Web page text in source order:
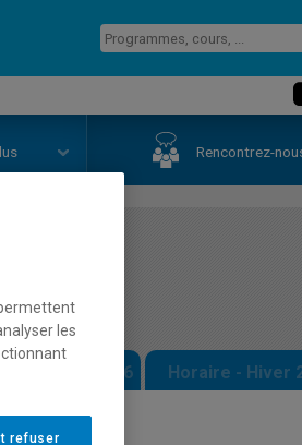
Rencontrez-
- Automne 2026 Horaire - Hiver
les
refuser